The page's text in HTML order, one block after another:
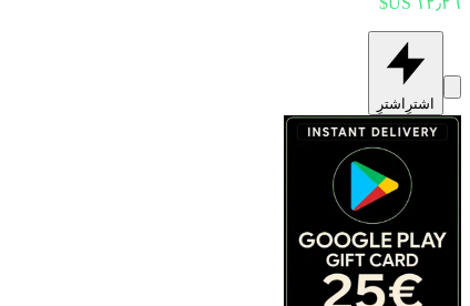
اشترِ اشترِ